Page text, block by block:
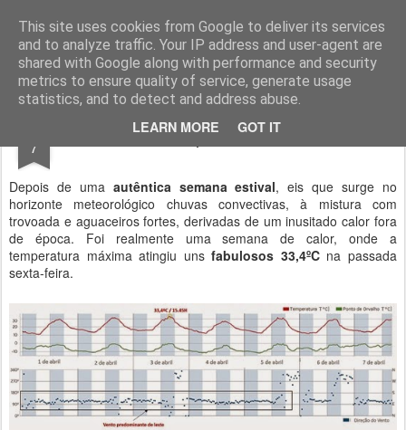
This site uses cookies from Google to deliver its services
and to analyze traffic. Your IP address and user-agent are
shared with Google along with performance and security
metrics to ensure quality of service, generate usage
statistics, and to detect and address abuse.
LEARN MORE GOT IT
Geopalavras
canal800 clique ZapCanal
7 O bom tempo está a terminar.
Depois de uma autêntica semana estival, eis que surge no
horizonte meteorológico chuvas convectivas, à mistura com
trovoada e aguaceiros fortes, derivadas de um inusitado calor fora
de época. Foi realmente uma semana de calor, onde a
temperatura máxima atingiu unsfabulosos 33,4ºCna passada
sexta-feira.